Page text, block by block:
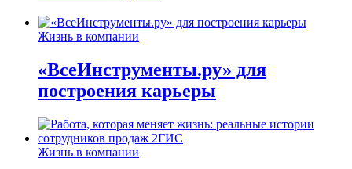
Жизнь в компании
«ВсеИнструменты.ру» для
построения карьеры
Жизнь в компании